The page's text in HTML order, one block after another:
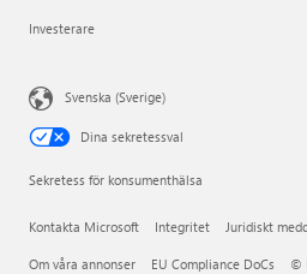
Investerare
Svenska (Sverige)
Dina sekretessval
Sekretess för konsumenthälsa
Kontakta Microsoft Integritet Juridiskt
Om våra annonser EU Compliance DoCs ©